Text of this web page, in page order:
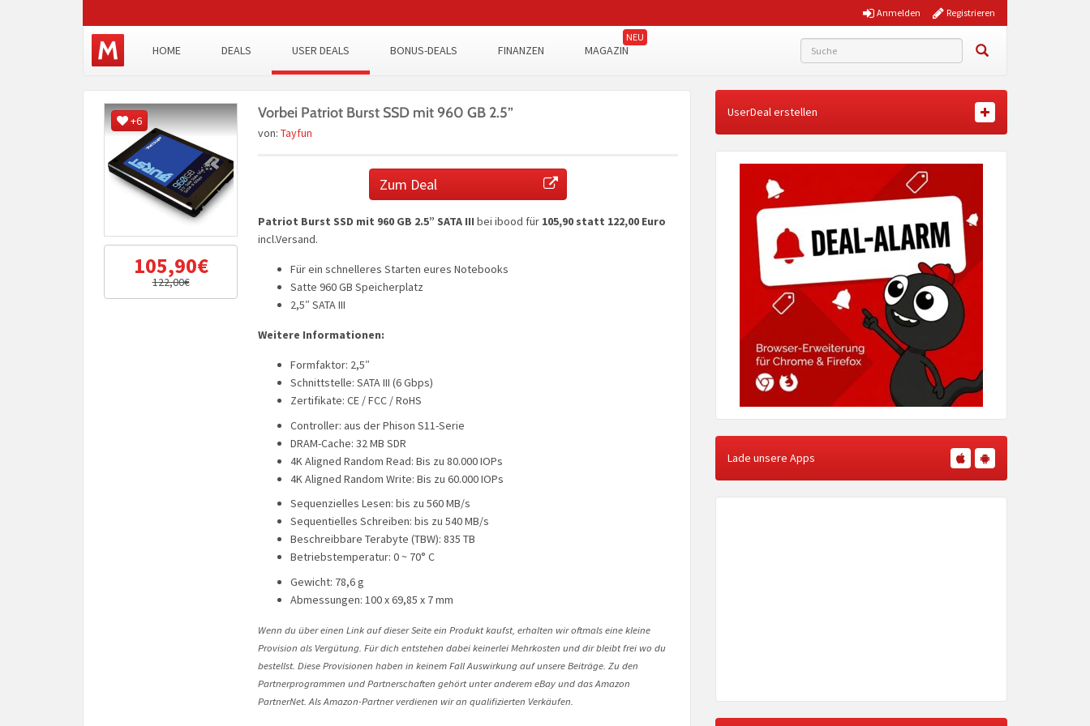
Registrieren
Anmelden
HOME DEALS USER DEALS BONUS-DEALS FINANZEN MAGAZIN
+6
105,90€
122,00€
Vorbei Patriot Burst SSD mit 960 GB 2.5”
von: Tayfun
Zum Deal
Patriot Burst SSD mit 960 GB 2.5” SATA III bei ibood für 105,90 statt 122,00 Euro
incl.Versand.
Für ein schnelleres Starten eures Notebooks
Satte 960 GB Speicherplatz
2,5″ SATA III
Weitere Informationen:
Formfaktor: 2,5″
Schnittstelle: SATA III (6 Gbps)
Zertifikate: CE / FCC / RoHS
Controller: aus der Phison S11-Serie
DRAM-Cache: 32 MB SDR
4K Aligned Random Read: Bis zu 80.000 IOPs
4K Aligned Random Write: Bis zu 60.000 IOPs
Sequenzielles Lesen: bis zu 560 MB/s
Sequentielles Schreiben: bis zu 540 MB/s
Beschreibbare Terabyte (TBW): 835 TB
Betriebstemperatur: 0 ~ 70° C
Gewicht: 78,6 g
Abmessungen: 100 x 69,85 x 7 mm
Wenn du über einen Link auf dieser Seite ein Produkt kaufst, erhalten wir oftmals eine kleine
Provision als Vergütung. Für dich entstehen dabei keinerlei Mehrkosten und dir bleibt frei wo du
bestellst. Diese Provisionen haben in keinem Fall Auswirkung auf unsere Beiträge. Zu den
Partnerprogrammen und Partnerschaften gehört unter anderem eBay und das Amazon
PartnerNet. Als Amazon-Partner verdienen wir an qualifizierten Verkäufen.
UserDeal erstellen
Lade unsere Apps